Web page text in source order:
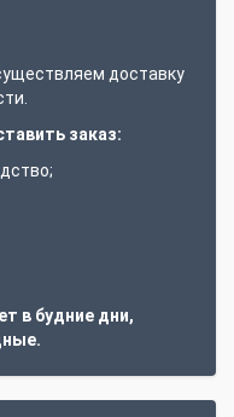
доставку
заказ:
в будние дни,